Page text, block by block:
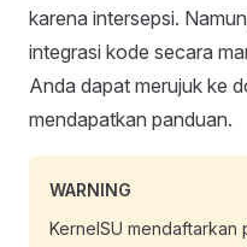
karena intersepsi.
integrasi kode secara
Anda dapat merujuk ke
mendapatkan panduan.
WARNING
KernelSU